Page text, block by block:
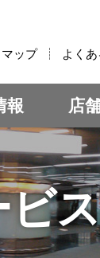
ップ よく
報 店
ビス